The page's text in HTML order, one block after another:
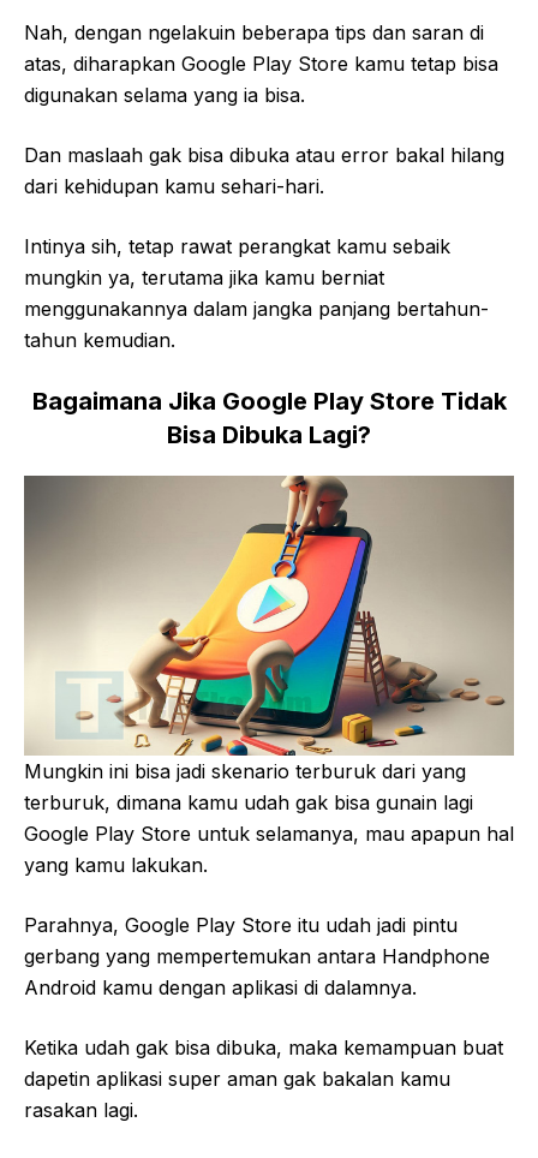
Nah, dengan ngelakuin beberapa tips dan saran di
atas, diharapkan Google Play Store kamu tetap bisa
digunakan selama yang ia bisa.
Dan maslaah gak bisa dibuka atau error bakal hilang
dari kehidupan kamu sehari-hari.
Intinya sih, tetap rawat perangkat kamu sebaik
mungkin ya, terutama jika kamu berniat
menggunakannya dalam jangka panjang bertahun-
tahun kemudian.
Bagaimana Jika Google Play Store Tidak
Bisa Dibuka Lagi?
Mungkin ini bisa jadi skenario terburuk dari yang
terburuk, dimana kamu udah gak bisa gunain lagi
Google Play Store untuk selamanya, mau apapun hal
yang kamu lakukan.
Parahnya, Google Play Store itu udah jadi pintu
gerbang yang mempertemukan antara Handphone
Android kamu dengan aplikasi di dalamnya.
Ketika udah gak bisa dibuka, maka kemampuan buat
dapetin aplikasi super aman gak bakalan kamu
rasakan lagi.